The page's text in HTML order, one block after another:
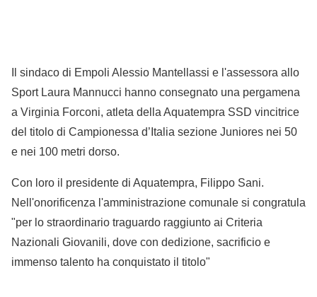
Il sindaco di Empoli Alessio Mantellassi e l'assessora allo
Sport Laura Mannucci hanno consegnato una pergamena
a Virginia Forconi, atleta della Aquatempra SSD vincitrice
del titolo di Campionessa d’Italia sezione Juniores nei 50
e nei 100 metri dorso.
Con loro il presidente di Aquatempra, Filippo Sani.
Nell'onorificenza l'amministrazione comunale si congratula
"per lo straordinario traguardo raggiunto ai Criteria
Nazionali Giovanili, dove con dedizione, sacrificio e
immenso talento ha conquistato il titolo"